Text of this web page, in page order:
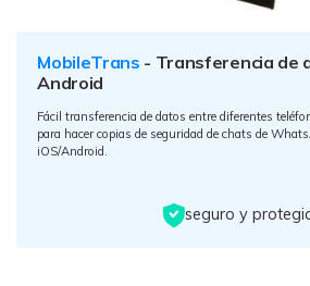
MobileTrans - Transferencia de
Android
Fácil transferencia de datos entre diferentes
para hacer copias de seguridad de chats de
iOS/Android.
seguro y